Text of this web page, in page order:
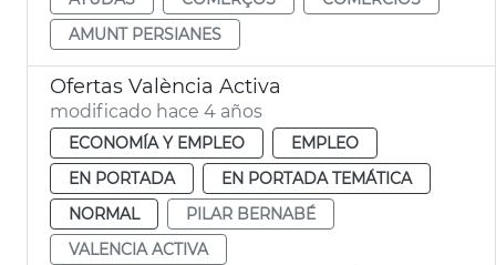
AMUNT PERSIANES
Ofertas València Activa
modificado hace 4 años
ECONOMÍA Y EMPLEO
EMPLEO
EN PORTADA
EN PORTADA TEMÁTICA
NORMAL
PILAR BERNABÉ
VALENCIA ACTIVA